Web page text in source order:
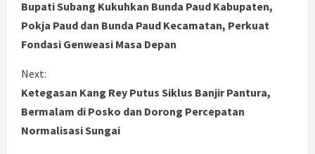
o
n
t
i
n
Bupati Subang Kukuhkan Bunda Paud Kabupaten,
Pokja Paud dan Bunda Paud Kecamatan, Perkuat
Fondasi Genweasi Masa Depan
Next:
Ketegasan Kang Rey Putus Siklus Banjir Pantura,
Bermalam di Posko dan Dorong Percepatan
Normalisasi Sungai